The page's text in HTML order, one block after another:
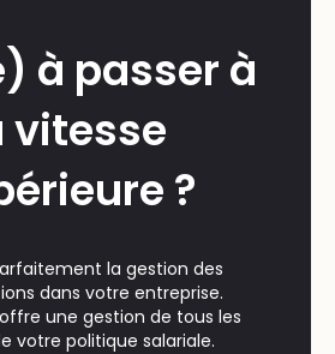
à passer à
vitesse
?
la gestion des
dans votre entreprise.
une gestion de tous les
votre politique salariale.